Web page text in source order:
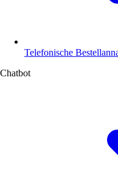
Telefonische
Chatbot